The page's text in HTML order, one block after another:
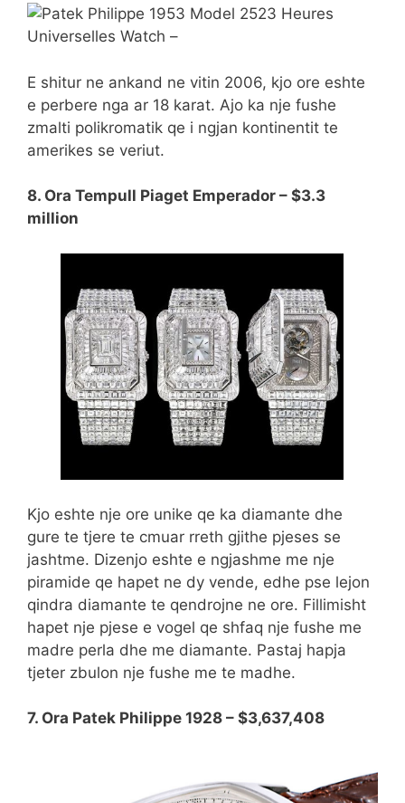
E shitur ne ankand ne vitin 2006, kjo ore eshte
e perbere nga ar 18 karat. Ajo ka nje fushe
zmalti polikromatik qe i ngjan kontinentit te
amerikes se veriut.
8. Ora Tempull Piaget Emperador – $3.3
million
Kjo eshte nje ore unike qe ka diamante dhe
gure te tjere te cmuar rreth gjithe pjeses se
jashtme. Dizenjo eshte e ngjashme me nje
piramide qe hapet ne dy vende, edhe pse lejon
qindra diamante te qendrojne ne ore. Fillimisht
hapet nje pjese e vogel qe shfaq nje fushe me
madre perla dhe me diamante. Pastaj hapja
tjeter zbulon nje fushe me te madhe.
7. Ora Patek Philippe 1928 – $3,637,408